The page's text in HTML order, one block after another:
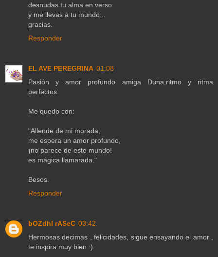
desnudas tu alma en verso
y me llevas a tu mundo...
gracias.
Responder
EL AVE PEREGRINA 01:08
Pasión y amor profundo amiga Duna,ritmo y ritma
perfectos.
Me quedo con:
"Allende de mi morada,
me espera un amor profundo,
¡no parece de este mundo!
es mágica llamarada."
Besos.
Responder
bOZdhI rASeC 03:42
Hermosas decimas , felicidades, sigue ensayando el amor ,
te inspira muy bien :).